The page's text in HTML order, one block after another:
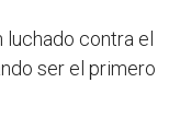
contra el
ser el primero